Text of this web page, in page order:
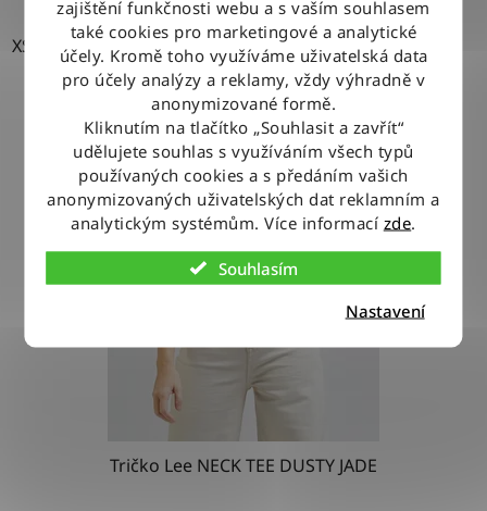
zajištění funkčnosti webu a s vaším souhlasem
také cookies pro marketingové a analytické
účely. Kromě toho využíváme uživatelská data
pro účely analýzy a reklamy, vždy výhradně v
anonymizované formě.
Kliknutím na tlačítko „Souhlasit a zavřít“
udělujete souhlas s využíváním všech typů
používaných cookies a s předáním vašich
anonymizovaných uživatelských dat reklamním a
analytickým systémům. Více informací zde.
Souhlasím
Nastavení
XS
Tričko Lee NECK TEE DUSTY JADE